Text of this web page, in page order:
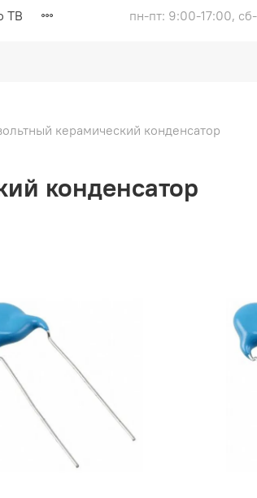
ТВ пн-пт: 9:00-17:00,
керамический конденсатор
конденсатор